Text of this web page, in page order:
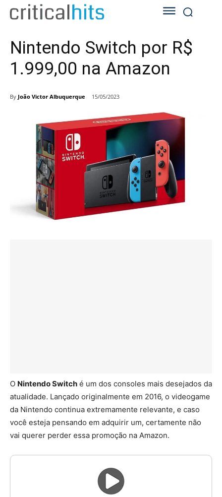
Nintendo Switch por R$
1.999,00 na Amazon
By João Victor Albuquerque 15/05/2023
O Nintendo Switch é um dos consoles mais desejados da
atualidade. Lançado originalmente em 2016, o videogame
da Nintendo continua extremamente relevante, e caso
você esteja pensando em adquirir um, certamente não
vai querer perder essa promoção na Amazon.